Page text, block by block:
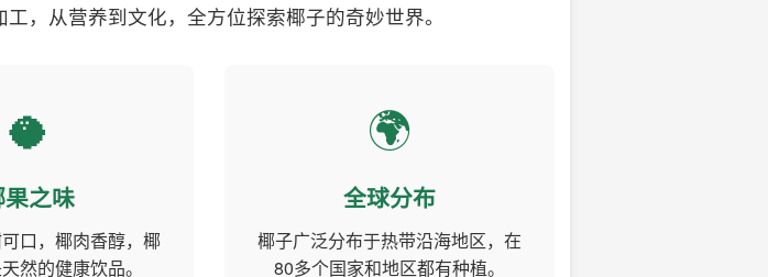
，从营养到文化，全方位探索椰子的奇妙世界。
🥥
之味
口，椰肉香醇，椰
然的健康饮品。
🌍
全球分布
椰子广泛分布于热带沿海地区，在
80多个国家和地区都有种植。